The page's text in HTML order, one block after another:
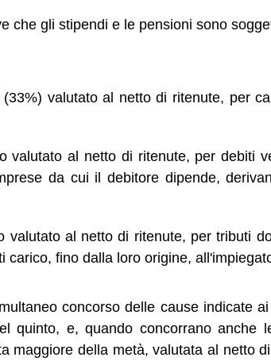
che gli stipendi e le pensioni sono
valutato al netto di ritenute, per
valutato al netto di ritenute, per debiti
da cui il debitore dipende,
valutato al netto di ritenute, per tributi
carico, fino dalla loro origine,
concorso delle cause indicate
quinto, e, quando concorrano anche
maggiore della metà, valutata al netto